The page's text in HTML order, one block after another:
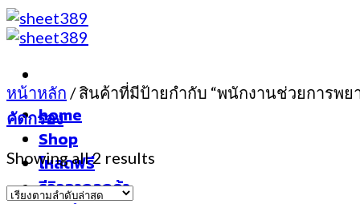
home
Shop
โหลดฟรี
รีวิวจากลูกค้า
หน้าหลัก /สินค้าที่มีป้ายกำกับ “พนักงานช่วยการพย
คัดกรอง
Showing all 2 results